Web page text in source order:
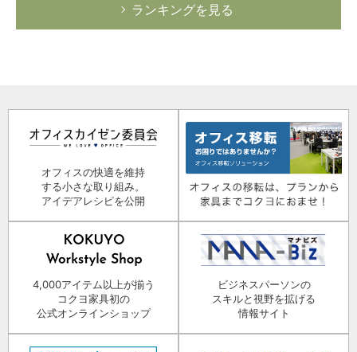
ランキングを見る
オフィスの快適を維持
する小さな取り組み。
アイデアレシピを公開
4,000アイテム以上が揃う
コクヨ家具初の
公式オンラインショップ
ビジネスパーソンの
スキルと視野を拡げる
情報サイト